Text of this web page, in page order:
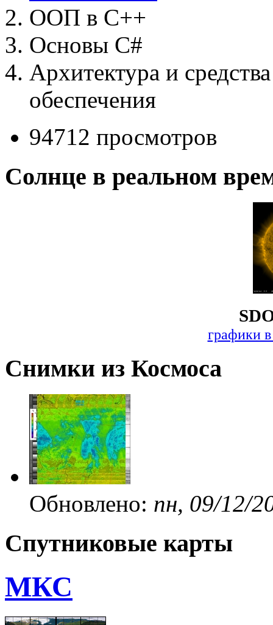
ООП в C++
Основы C#
Архитектура и
обеспечения
94712 просмотров
Солнце в реальном
графики
Снимки из Космоса
Обновлено: пн, 09/12/
Спутниковые карты
МКС